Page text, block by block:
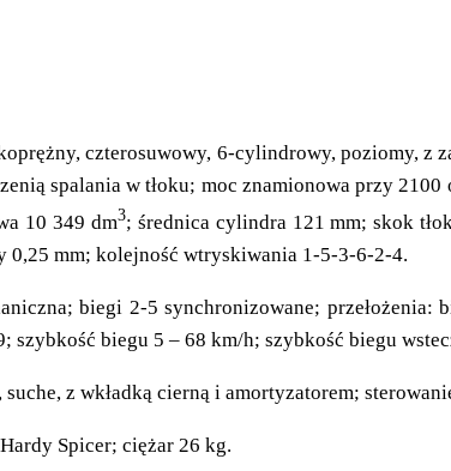
czterosuwowy, 6-cylindrowy, poziomy, z
spalania w tłoku; moc znamionowa przy
10 349 dm3; średnica cylindra 121 mm; skok
0,25 mm; kolejność wtryskiwania 1-5-3-6-2-4.
biegi 2-5 synchronizowane;
szybkość biegu 5 – 68 km/h; szybkość biegu
z wkładką cierną i amortyzatorem;
Spicer; ciężar 26 kg.